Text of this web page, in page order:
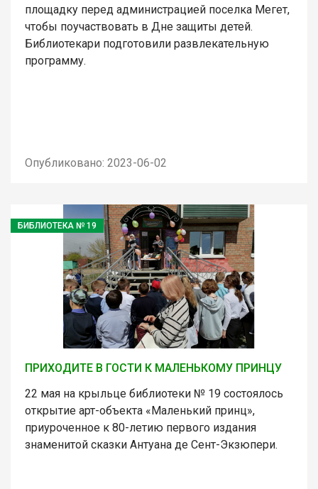
площадку перед администрацией поселка Мегет,
чтобы поучаствовать в Дне защиты детей.
Библиотекари подготовили развлекательную
программу.
Опубликовано: 2023-06-02
БИБЛИОТЕКА № 19
ПРИХОДИТЕ В ГОСТИ К МАЛЕНЬКОМУ ПРИНЦУ
22 мая на крыльце библиотеки № 19 состоялось
открытие арт-объекта «Маленький принц»,
приуроченное к 80-летию первого издания
знаменитой сказки Антуана де Сент-Экзюпери.